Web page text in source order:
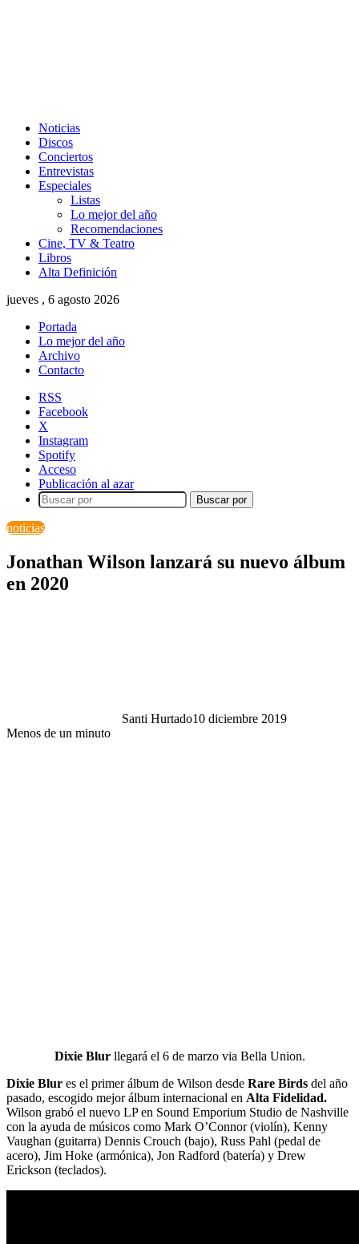
Noticias
Discos
Conciertos
Entrevistas
Especiales
Listas
Lo mejor del año
Recomendaciones
Cine, TV & Teatro
Libros
Alta Definición
jueves , 6 agosto 2026
Portada
Lo mejor del año
Archivo
Contacto
RSS
Facebook
X
Instagram
Spotify
Acceso
Publicación al azar
Buscar por
noticias
Jonathan Wilson lanzará su nuevo álbum
en 2020
Santi Hurtado10 diciembre 2019
Menos de un minuto
Dixie Blurllegará el 6 de marzo via Bella Union.
Dixie Blur es el primer álbum de Wilson desde Rare Birds del año
pasado, escogido mejor álbum internacional en Alta Fidelidad.
Wilson grabó el nuevo LP en Sound Emporium Studio de Nashville
con la ayuda de músicos como Mark O’Connor (violín), Kenny
Vaughan (guitarra) Dennis Crouch (bajo), Russ Pahl (pedal de
acero), Jim Hoke (armónica), Jon Radford (batería) y Drew
Erickson (teclados).